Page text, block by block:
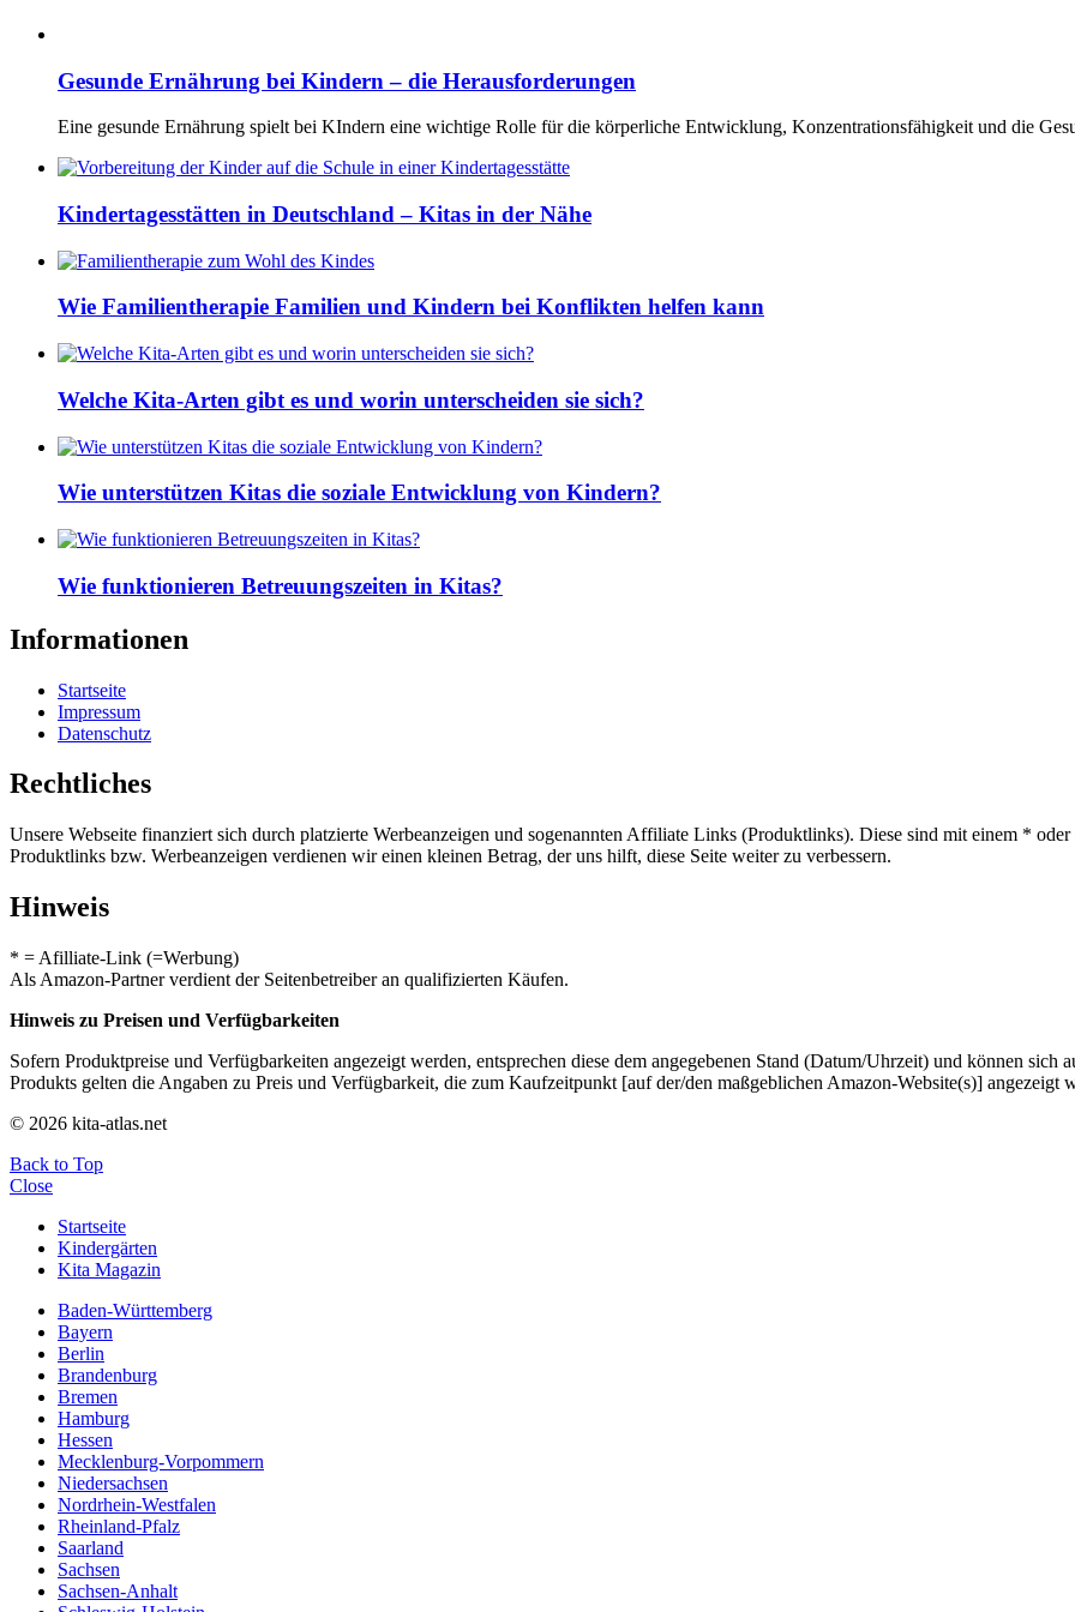
Gesunde Ernährung bei Kindern – die Herausforderungen
Eine gesunde Ernährung spielt bei KIndern eine wichtige Rolle für die körperliche Entwicklung, Konzentrationsfähigkeit und die
Kindertagesstätten in Deutschland – Kitas in der Nähe
Wie Familientherapie Familien und Kindern bei Konflikten helfen kann
Welche Kita-Arten gibt es und worin unterscheiden sie sich?
Wie unterstützen Kitas die soziale Entwicklung von Kindern?
Wie funktionieren Betreuungszeiten in Kitas?
Informationen
Startseite
Impressum
Datenschutz
Rechtliches
Unsere Webseite finanziert sich durch platzierte Werbeanzeigen und sogenannten Affiliate Links (Produktlinks). Diese sind mit einem *
Produktlinks bzw. Werbeanzeigen verdienen wir einen kleinen Betrag, der uns hilft, diese Seite weiter zu verbessern.
Hinweis
* = Afilliate-Link (=Werbung)
Als Amazon-Partner verdient der Seitenbetreiber an qualifizierten Käufen.
Hinweis zu Preisen und Verfügbarkeiten
Sofern Produktpreise und Verfügbarkeiten angezeigt werden, entsprechen diese dem angegebenen Stand (Datum/Uhrzeit) und können
Produkts gelten die Angaben zu Preis und Verfügbarkeit, die zum Kaufzeitpunkt [auf der/den maßgeblichen Amazon-Website(s)] angezeigt
© 2026 kita-atlas.net
Back to Top
Close
Startseite
Kindergärten
Kita Magazin
Baden-Württemberg
Bayern
Berlin
Brandenburg
Bremen
Hamburg
Hessen
Mecklenburg-Vorpommern
Niedersachsen
Nordrhein-Westfalen
Rheinland-Pfalz
Saarland
Sachsen
Sachsen-Anhalt